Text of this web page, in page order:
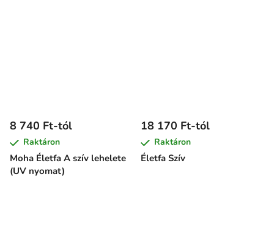
Moha Életfa A szív lehelete
(UV nyomat)
8 740 Ft-tól
Raktáron
Életfa Szív
18 170 Ft-tól
Raktáron